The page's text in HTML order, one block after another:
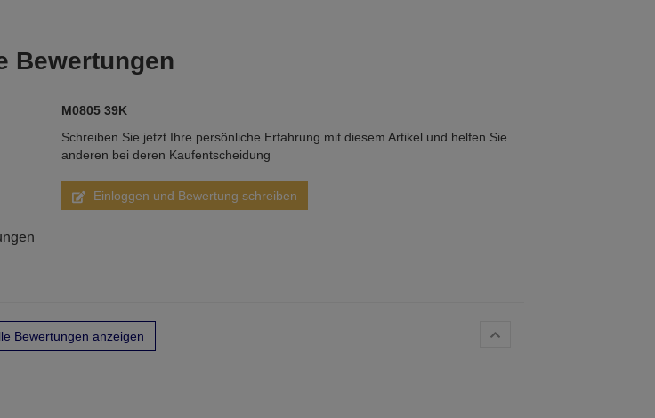
Bewertungen
M0805 39K
Schreiben Sie jetzt Ihre persönliche Erfahrung mit diesem Artikel und helfen Sie
anderen bei deren Kaufentscheidung
Einloggen und Bewertung schreiben
Bewertungen anzeigen